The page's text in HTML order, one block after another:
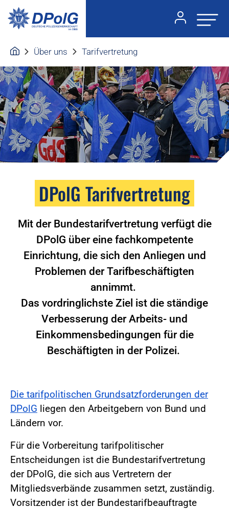
Über uns Tarifvertretung
DPolG Tarifvertretung
Mit der Bundestarifvertretung verfügt die
DPolG über eine fachkompetente
Einrichtung, die sich den Anliegen und
Problemen der Tarifbeschäftigten
annimmt.
Das vordringlichste Ziel ist die ständige
Verbesserung der Arbeits- und
Einkommensbedingungen für die
Beschäftigten in der Polizei.
Die tarifpolitischen Grundsatzforderungen der
DPolG liegen den Arbeitgebern von Bund und
Ländern vor.
Für die Vorbereitung tarifpolitischer
Entscheidungen ist die Bundestarifvertretung
der DPolG, die sich aus Vertretern der
Mitgliedsverbände zusammen setzt, zuständig.
Vorsitzender ist der Bundestarifbeauftragte